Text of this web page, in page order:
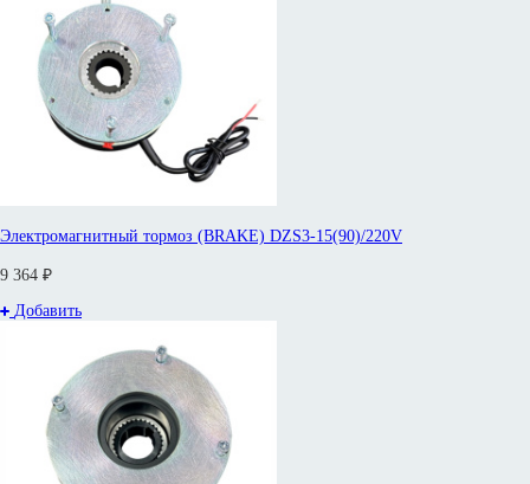
Электромагнитный тормоз (BRAKE) DZS3-15(90)/220V
9 364 ₽
Добавить